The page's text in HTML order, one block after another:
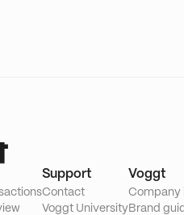
Support
Contact
Voggt University
Voggt
Company
Brand